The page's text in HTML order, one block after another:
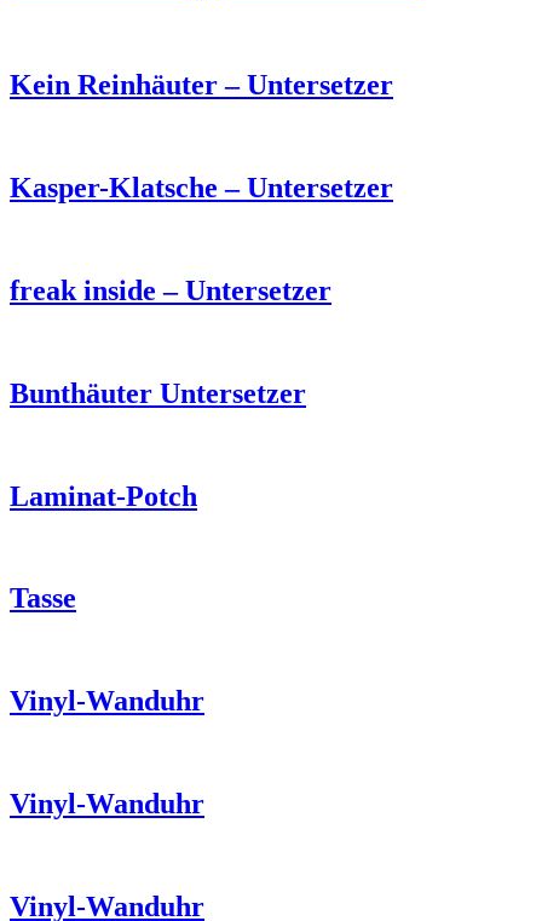
Kein Reinhäuter – Untersetzer
Kasper-Klatsche – Untersetzer
freak inside – Untersetzer
Bunthäuter Untersetzer
Laminat-Potch
Tasse
Vinyl-Wanduhr
Vinyl-Wanduhr
Vinyl-Wanduhr